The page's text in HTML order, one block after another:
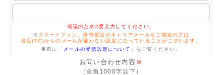
確認のため2度入力してください。
※ スマートフォン、携帯電話のキャリアメールをご指定の方は
当店(PC)からのメールが届かない設定になっていることがございます。
事前に「 メールの受信設定について 」をご覧ください。
お問い合わせ内容 ※
（全角1000字以下）